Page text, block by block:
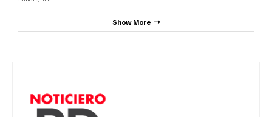
Show More